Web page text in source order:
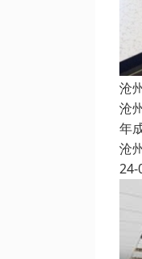
沧
沧
年
沧
24-